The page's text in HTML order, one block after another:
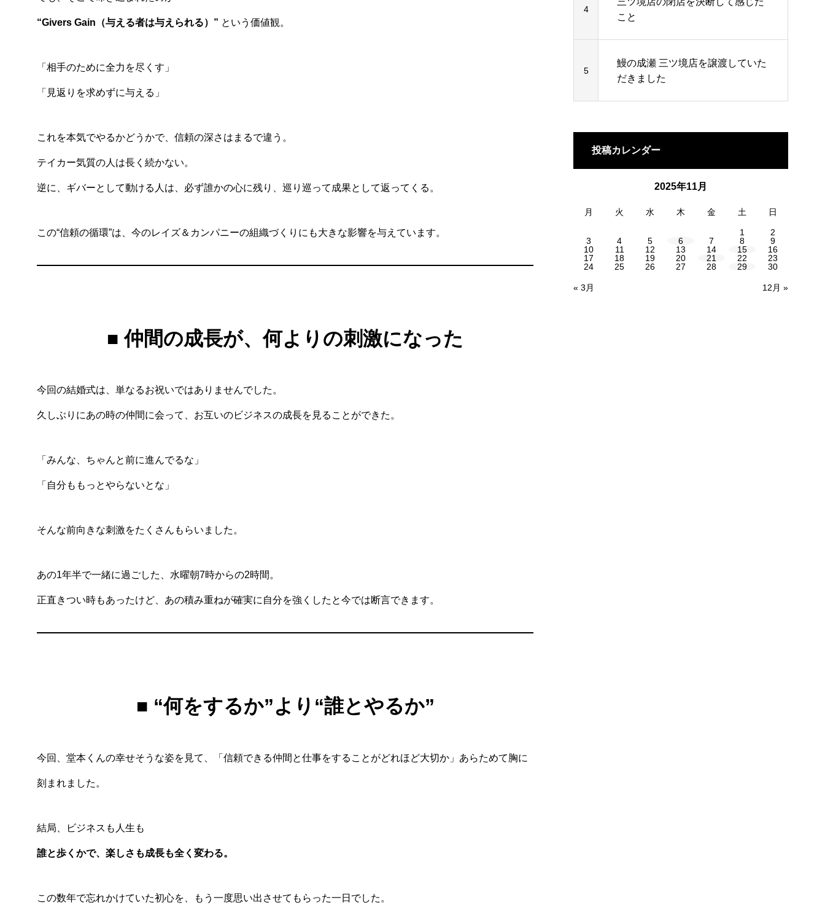
“Givers Gain（与える者は与えられる）” という価値観。
「相手のために全力を尽くす」
「見返りを求めずに与える」
これを本気でやるかどうかで、信頼の深さはまるで違う。
テイカー気質の人は長く続かない。
逆に、ギバーとして動ける人は、必ず誰かの心に残り、巡り巡って成果として返ってくる。
この“信頼の循環”は、今のレイズ＆カンパニーの組織づくりにも大きな影響を与えています。
■ 仲間の成長が、何よりの刺激になった
今回の結婚式は、単なるお祝いではありませんでした。
久しぶりにあの時の仲間に会って、お互いのビジネスの成長を見ることができた。
「みんな、ちゃんと前に進んでるな」
「自分ももっとやらないとな」
そんな前向きな刺激をたくさんもらいました。
あの1年半で一緒に過ごした、水曜朝7時からの2時間。
正直きつい時もあったけど、あの積み重ねが確実に自分を強くしたと今では断言できます。
■ “何をするか”より“誰とやるか”
今回、堂本くんの幸せそうな姿を見て、「信頼できる仲間と仕事をすることがどれほど大切か」あらためて胸に
刻まれました。
結局、ビジネスも人生も
誰と歩くかで、楽しさも成長も全く変わる。
この数年で忘れかけていた初心を、もう一度思い出させてもらった一日でした。
4
こと
5
鰻の成瀬 三ツ境店を譲渡していた
だきました
投稿カレンダー
2025年11月
月 火 水 木 金 土 日
1
2
3
4 5 6 7 8
9
10
11 12 13 14 15
16
17
18 19 20 21 22
23
24
25 26 27 28 29 30
« 3月 12月 »